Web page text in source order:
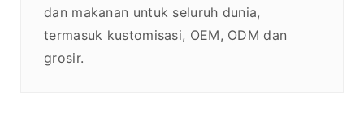
dan makanan untuk seluruh dunia,
termasuk kustomisasi, OEM, ODM dan
grosir.